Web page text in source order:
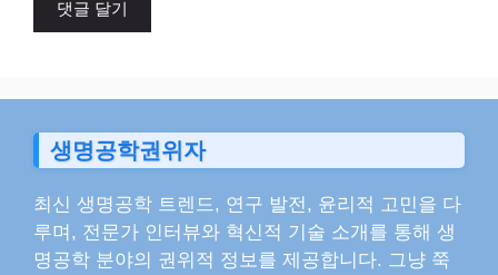
생명공학권위자
최신 생명공학 트렌드, 연구 발전, 윤리적 고민을 다
루며, 전문가 인터뷰와 혁신적 기술 소개를 통해 생
명공학 분야의 권위적 정보를 제공합니다. 그냥 쭉